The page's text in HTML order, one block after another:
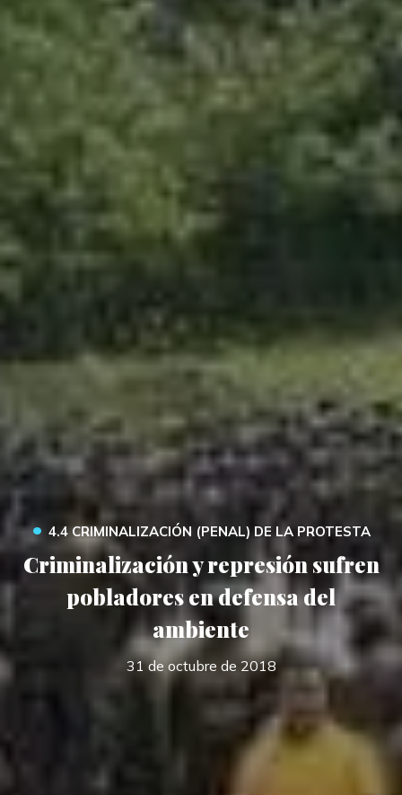
• 4.4 CRIMINALIZACIÓN (PENAL) DE LA PROTESTA
Criminalización y represión sufren
pobladores en defensa del
ambiente
31 de octubre de 2018